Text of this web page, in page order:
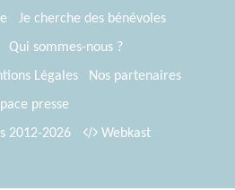
Je cherche des bénévoles
Qui sommes-nous ?
Légales
Nos partenaires
presse
2012-2026
Webkast